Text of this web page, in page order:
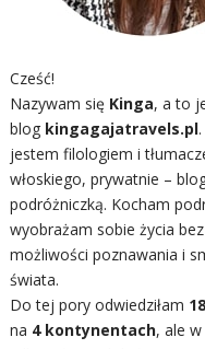
Cześć!
Nazywam się Kinga, a to
blog kingagajatravels.pl
jestem filologiem i
włoskiego, prywatnie –
podróżniczką. Kocham
wyobrażam sobie życia bez
możliwości poznawania i
świata.
Do tej pory odwiedziłam
na 4 kontynentach, ale